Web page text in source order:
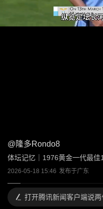
@ 隆多Rondo8
体坛记忆｜1976黄金一代最
2026-05-18 15:46 发布于广东
打开腾讯新闻客户端说两